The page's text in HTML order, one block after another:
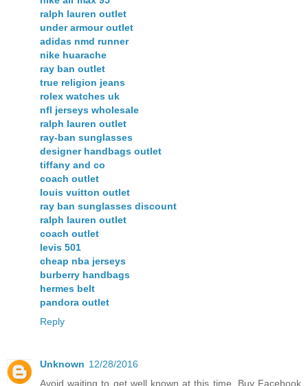
ralph lauren outlet
under armour outlet
adidas nmd runner
nike huarache
ray ban outlet
true religion jeans
rolex watches uk
nfl jerseys wholesale
ralph lauren outlet
ray-ban sunglasses
designer handbags outlet
tiffany and co
coach outlet
louis vuitton outlet
ray ban sunglasses discount
ralph lauren outlet
coach outlet
levis 501
cheap nba jerseys
burberry handbags
hermes belt
pandora outlet
Reply
Unknown 12/28/2016
Avoid waiting to get well known at this time. Buy Facebook